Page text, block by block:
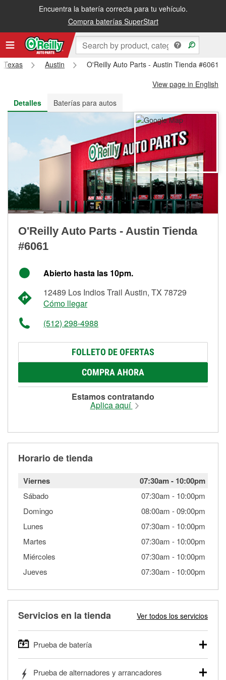
Encuentra la batería correcta para tu vehículo.
Compra baterías SuperStart
Recibe tu orden gratis al día siguiente o recógela en la tienda
Texas Austin
O'Reilly Auto Parts - Austin Tienda #6061
View page in English
Detalles
Baterías para autos
O'Reilly Auto Parts - Austin Tienda
#6061
Abierto hasta las 10pm.
12489 Los Indios Trail Austin, TX 78729
Cómo llegar
(512) 298-4988
FOLLETO DE OFERTAS
COMPRA AHORA
Estamos contratando
Aplica aquí
Horario de tienda
Viernes 07:30am- 10:00pm
Sábado 07:30am - 10:00pm
Domingo
08:00am -09:00pm
Lunes
07:30am - 10:00pm
Martes
07:30am - 10:00pm
Miércoles
07:30am - 10:00pm
Jueves
07:30am - 10:00pm
Servicios en la tienda Ver todos los servicios
Prueba de batería
autos, camionetas, SUVs, vehículos comerciales y
Prueba de alternadores y arrancadores